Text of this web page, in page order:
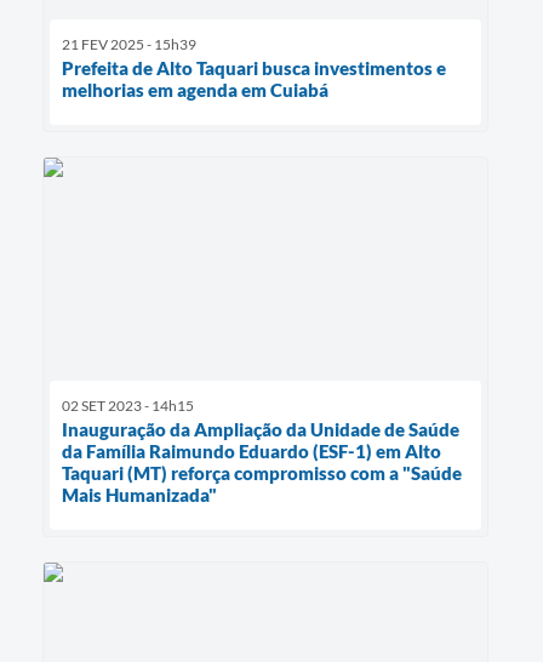
21 FEV 2025 - 15h39
Prefeita de Alto Taquari busca investimentos e
melhorias em agenda em Cuiabá
02 SET 2023 - 14h15
Inauguração da Ampliação da Unidade de Saúde
da Família Raimundo Eduardo (ESF-1) em Alto
Taquari (MT) reforça compromisso com a "Saúde
Mais Humanizada"